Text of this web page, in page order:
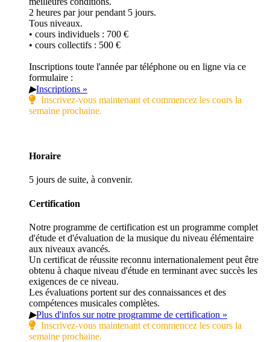
2 heures par jour pendant 5 jours.
Tous niveaux.
• cours individuels : 700 €
• cours collectifs : 500 €
Inscriptions toute l'année par téléphone ou en ligne via ce
formulaire :
▶Inscriptions »
Inscrivez-vous maintenant et commencez les cours la
semaine prochaine.
Horaire
5 jours de suite, à convenir.
Certification
Notre programme de certification est un programme complet
d'étude et d'évaluation de la musique du niveau élémentaire
aux niveaux avancés.
Un certificat de réussite reconnu internationalement peut être
obtenu à chaque niveau d'étude en terminant avec succès les
exigences de ce niveau.
Les évaluations portent sur des connaissances et des
compétences musicales complètes.
▶Plus d'infos sur notre programme de certification »
Inscrivez-vous maintenant et commencez les cours la
semaine prochaine.